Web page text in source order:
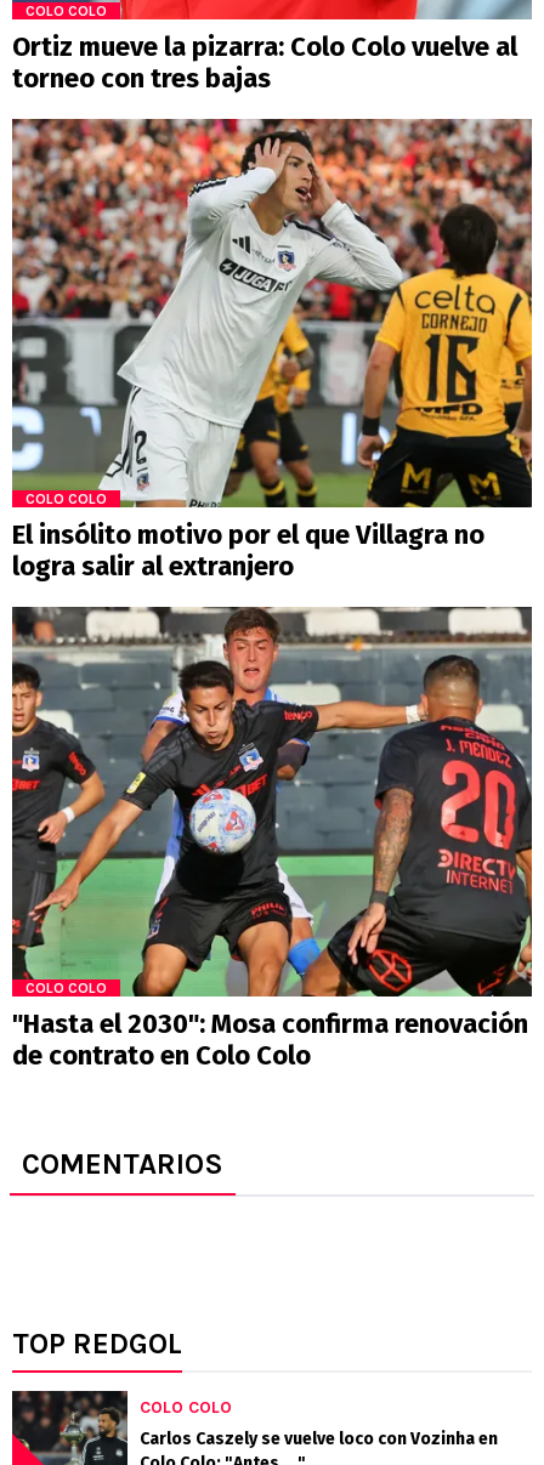
COLO COLO
Ortiz mueve la pizarra: Colo Colo vuelve al
torneo con tres bajas
COLO COLO
El insólito motivo por el que Villagra no
logra salir al extranjero
COLO COLO
"Hasta el 2030": Mosa confirma renovación
de contrato en Colo Colo
COMENTARIOS
TOP REDGOL
COLO COLO
Carlos Caszely se vuelve loco con Vozinha en